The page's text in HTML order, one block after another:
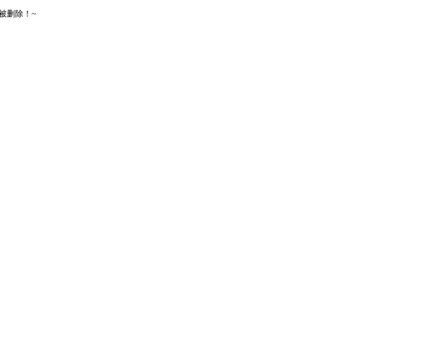
删除！~